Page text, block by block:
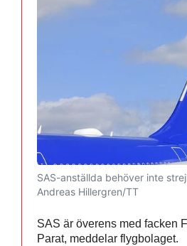
SAS-anställda behöver inte
Andreas Hillergren/TT
SAS är överens med facken
Parat, meddelar flygbolaget.